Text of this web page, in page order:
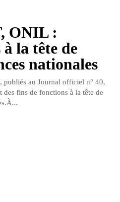
ONIL :
la tête de
nationales
publiés au Journal officiel n° 40,
des fins de fonctions à la tête de